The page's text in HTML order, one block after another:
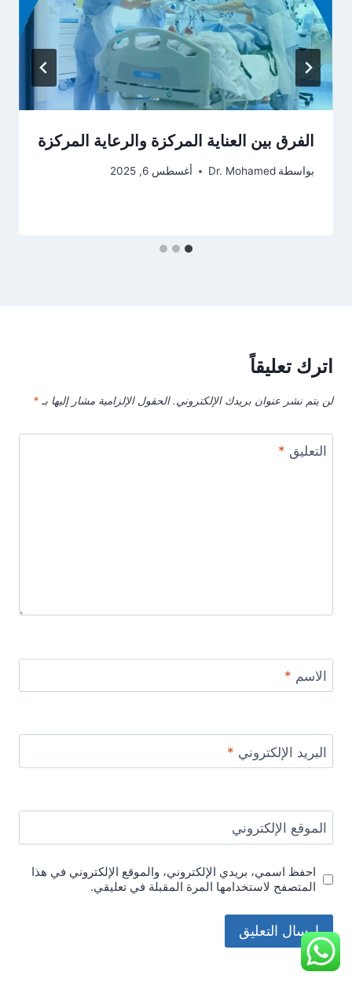
الفرق بين العناية المركزة والرعاية المركزة
بواسطة Dr. Mohamed أغسطس 6, 2025
اترك تعليقاً
لن يتم نشر عنوان بريدك الإلكتروني. الحقول الإلزامية مشار إليها بـ *
التعليق *
الاسم *
البريد الإلكتروني *
الموقع الإلكتروني
احفظ اسمي، بريدي الإلكتروني، والموقع الإلكتروني في هذا
المتصفح لاستخدامها المرة المقبلة في تعليقي.